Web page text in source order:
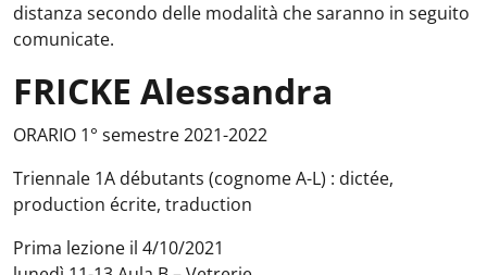
distanza secondo delle modalità che saranno in seguito
comunicate.
FRICKE Alessandra
ORARIO 1° semestre 2021-2022
Triennale 1A débutants (cognome A-L) : dictée,
production écrite, traduction
Prima lezione il 4/10/2021